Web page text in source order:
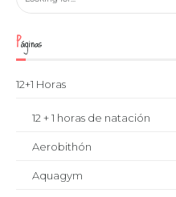
Páginas
12+1 Horas
12 + 1 horas de natación
Aerobithón
Aquagym